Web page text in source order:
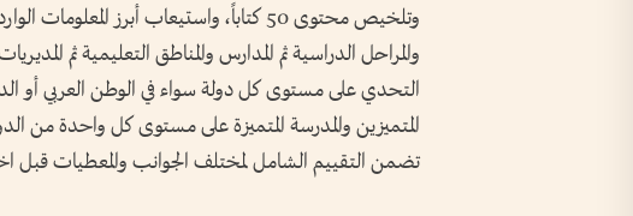
وتلخيص محتوى 50 كتاباً، واستيعاب أبرز
والمراحل الدراسية ثم المدارس والمناطق التعليمية ثم
التحدي على مستوى كل دولة سواء في الوطن العربي أو
المتميزين والمدرسة المتميزة على مستوى كل واحدة من
تضمن التقييم الشامل لمختلف الجوانب والمعطيات قبل